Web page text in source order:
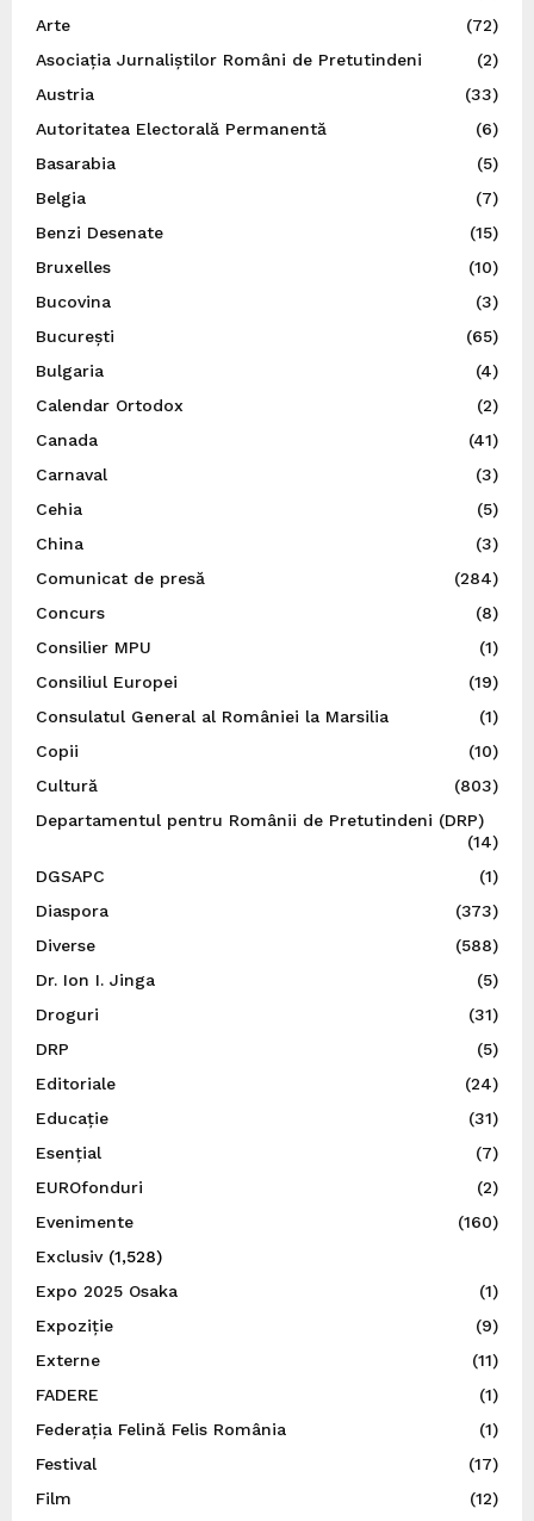
Arte
(72)
Asociația Jurnaliștilor Români de Pretutindeni
(2)
Austria
(33)
Autoritatea Electorală Permanentă
(6)
Basarabia
(5)
Belgia
(7)
Benzi Desenate
(15)
Bruxelles
(10)
Bucovina
(3)
București
(65)
Bulgaria
(4)
Calendar Ortodox
(2)
Canada
(41)
Carnaval
(3)
Cehia
(5)
China
(3)
Comunicat de presă
(284)
Concurs
(8)
Consilier MPU
(1)
Consiliul Europei
(19)
Consulatul General al României la Marsilia
(1)
Copii
(10)
Cultură
(803)
Departamentul pentru Românii de Pretutindeni (DRP)
(14)
DGSAPC
(1)
Diaspora
(373)
Diverse
(588)
Dr. Ion I. Jinga
(5)
Droguri
(31)
DRP
(5)
Editoriale
(24)
Educație
(31)
Esențial
(7)
EUROfonduri
(2)
Evenimente
(160)
Exclusiv(1,528)
Expo 2025 Osaka
(1)
Expoziție
(9)
Externe
(11)
FADERE
(1)
Federația Felină Felis România
(1)
Festival
(17)
Film
(12)